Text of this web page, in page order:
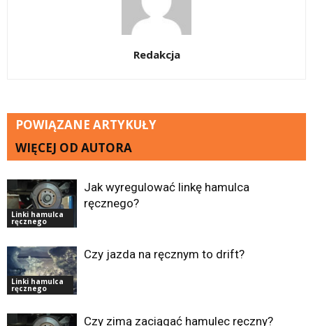
Redakcja
POWIĄZANE ARTYKUŁY
WIĘCEJ OD AUTORA
Linki hamulca
ręcznego
Jak wyregulować linkę hamulca
ręcznego?
Linki hamulca
ręcznego
Czy jazda na ręcznym to drift?
Czy zimą zaciągać hamulec ręczny?